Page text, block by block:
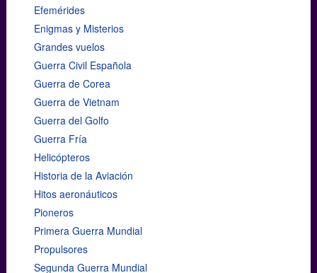
Efemérides
Enigmas y Misterios
Grandes vuelos
Guerra Civil Española
Guerra de Corea
Guerra de Vietnam
Guerra del Golfo
Guerra Fría
Helicópteros
Historia de la Aviación
Hitos aeronáuticos
Pioneros
Primera Guerra Mundial
Propulsores
Segunda Guerra Mundial